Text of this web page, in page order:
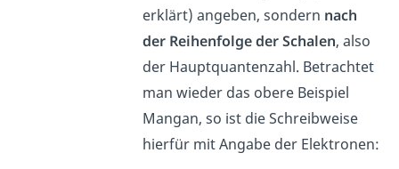
erklärt) angeben, sondern nach
der Reihenfolge der Schalen, also
der Hauptquantenzahl. Betrachtet
man wieder das obere Beispiel
Mangan, so ist die Schreibweise
hierfür mit Angabe der Elektronen: